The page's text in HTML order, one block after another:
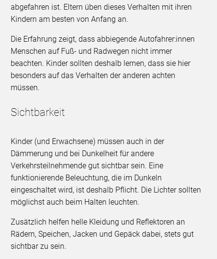
abgefahren ist. Eltern üben dieses Verhalten mit ihren
Kindern am besten von Anfang an.
Die Erfahrung zeigt, dass abbiegende Autofahrer:innen
Menschen auf Fuß- und Radwegen nicht immer
beachten. Kinder sollten deshalb lernen, dass sie hier
besonders auf das Verhalten der anderen achten
müssen.
Sichtbarkeit
Kinder (und Erwachsene) müssen auch in der
Dämmerung und bei Dunkelheit für andere
Verkehrsteilnehmende gut sichtbar sein. Eine
funktionierende Beleuchtung, die im Dunkeln
eingeschaltet wird, ist deshalb Pflicht. Die Lichter sollten
möglichst auch beim Halten leuchten.
Zusätzlich helfen helle Kleidung und Reflektoren an
Rädern, Speichen, Jacken und Gepäck dabei, stets gut
sichtbar zu sein.